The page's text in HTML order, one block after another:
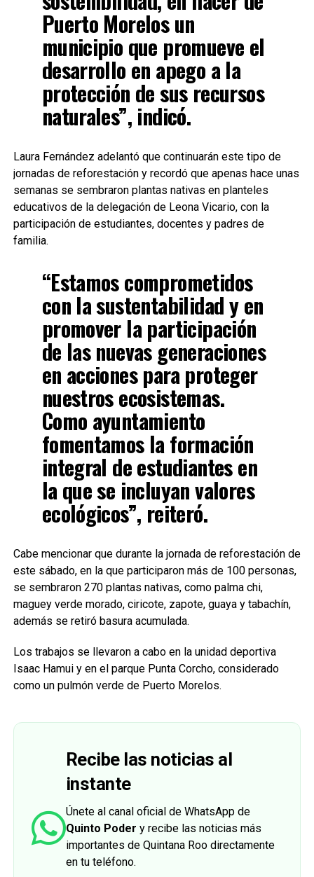
Puerto Morelos un
municipio que promueve el
desarrollo en apego a la
protección de sus recursos
naturales”, indicó.
Laura Fernández adelantó que continuarán este tipo de
jornadas de reforestación y recordó que apenas hace unas
semanas se sembraron plantas nativas en planteles
educativos de la delegación de Leona Vicario, con la
participación de estudiantes, docentes y padres de
familia.
“Estamos comprometidos
con la sustentabilidad y en
promover la participación
de las nuevas generaciones
en acciones para proteger
nuestros ecosistemas.
Como ayuntamiento
fomentamos la formación
integral de estudiantes en
la que se incluyan valores
ecológicos”, reiteró.
Cabe mencionar que durante la jornada de reforestación de
este sábado, en la que participaron más de 100 personas,
se sembraron 270 plantas nativas, como palma chi,
maguey verde morado, ciricote, zapote, guaya y tabachín,
además se retiró basura acumulada.
Los trabajos se llevaron a cabo en la unidad deportiva
Isaac Hamui y en el parque Punta Corcho, considerado
como un pulmón verde de Puerto Morelos.
Recibe las noticias al
instante
Únete al canal oficial de WhatsApp de
Quinto Poder y recibe las noticias más
importantes de Quintana Roo directamente
en tu teléfono.